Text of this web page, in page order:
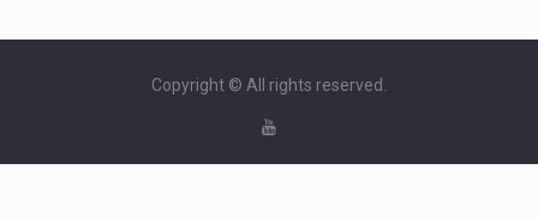
Copyright © All rights reserved.